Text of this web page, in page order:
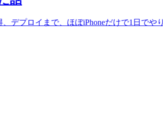
デプロイまで、ほぼiPhoneだけで1日でや